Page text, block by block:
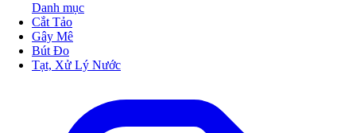
Danh mục
Cắt Tảo
Gây Mê
Bút Đo
Tạt, Xử Lý Nước